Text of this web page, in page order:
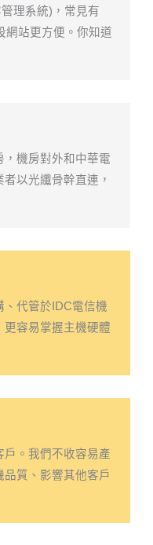
理系統)，常見有
網站更方便。你知道
，機房對外和中華電
以光纖骨幹直連，
、代管於IDC電信機
更容易掌握主機硬體
。我們不收容易產
質、影響其他客戶